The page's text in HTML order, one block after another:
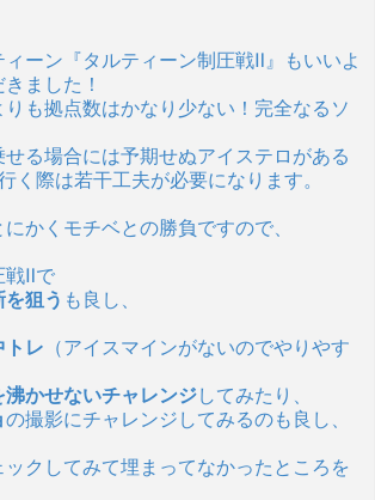
ーン『タルティーン制圧戦Ⅱ』もいいよ
ました！
も拠点数はかなり少ない！完全なるソ
る場合には予期せぬアイステロがある
く際は若干工夫が必要になります。
かくモチベとの勝負ですので、
戦Ⅱで
狙う も良し、
トレ （アイスマインがないのでやりやす
沸かせないチャレンジしてみたり、
の撮影にチャレンジしてみるのも良し、
ックしてみて埋まってなかったところを